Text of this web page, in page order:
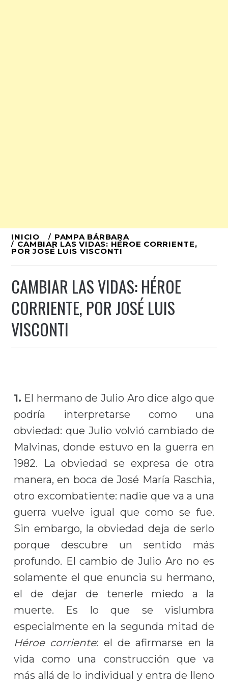
Ir
al
INICIO PAMPA BÁRBARA
CAMBIAR LAS VIDAS: HÉROE CORRIENTE,
POR JOSÉ LUIS VISCONTI
CAMBIAR LAS VIDAS: HÉROE
CORRIENTE, POR JOSÉ LUIS
VISCONTI
1. El hermano de Julio Aro dice algo que
podría interpretarse como una
obviedad: que Julio volvió cambiado de
Malvinas, donde estuvo en la guerra en
1982. La obviedad se expresa de otra
manera, en boca de José María Raschia,
otro excombatiente: nadie que va a una
guerra vuelve igual que como se fue.
Sin embargo, la obviedad deja de serlo
porque descubre un sentido más
profundo. El cambio de Julio Aro no es
solamente el que enuncia su hermano,
el de dejar de tenerle miedo a la
muerte. Es lo que se vislumbra
especialmente en la segunda mitad de
Héroe corriente: el de afirmarse en la
vida como una construcción que va
más allá de lo individual y entra de lleno